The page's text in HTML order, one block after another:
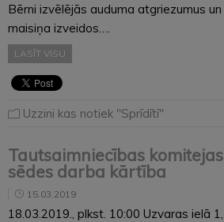
Bērni izvēlējās auduma atgriezumus
maisiņa izveidos….
LASĪT VISU
Uzzini kas notiek "Sprīdītī"
Tautsaimniecības
sēdes darba kārtība
15.03.2019
18.03.2019., plkst. 10:00 Uzvaras ielā